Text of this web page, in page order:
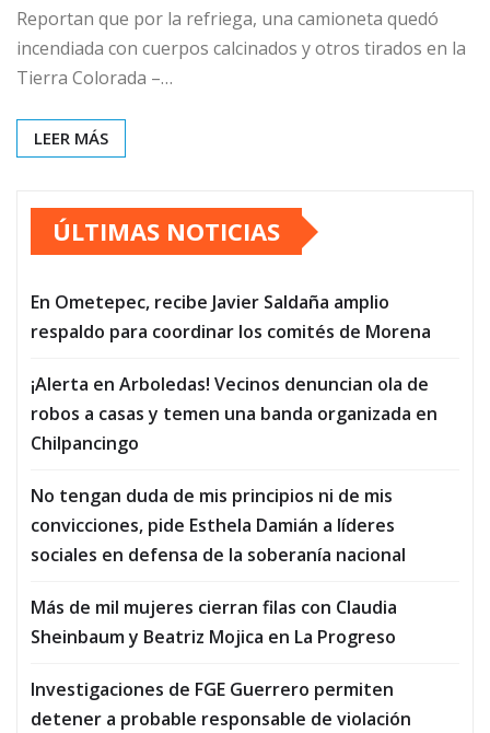
Reportan que por la refriega, una camioneta quedó
incendiada con cuerpos calcinados y otros tirados en la
Tierra Colorada –…
LEER MÁS
ÚLTIMAS NOTICIAS
En Ometepec, recibe Javier Saldaña amplio
respaldo para coordinar los comités de Morena
¡Alerta en Arboledas! Vecinos denuncian ola de
robos a casas y temen una banda organizada en
Chilpancingo
No tengan duda de mis principios ni de mis
convicciones, pide Esthela Damián a líderes
sociales en defensa de la soberanía nacional
Más de mil mujeres cierran filas con Claudia
Sheinbaum y Beatriz Mojica en La Progreso
Investigaciones de FGE Guerrero permiten
detener a probable responsable de violación